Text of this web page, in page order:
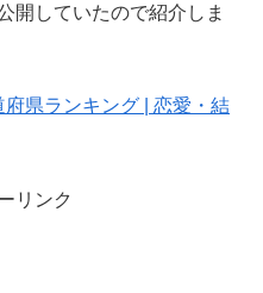
開していたので紹介しま
府県ランキング | 恋愛・結
リンク